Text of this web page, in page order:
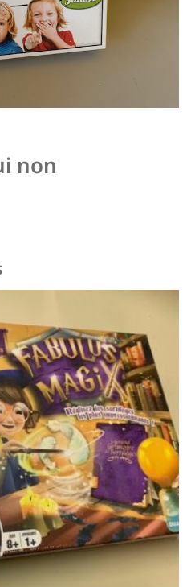
non